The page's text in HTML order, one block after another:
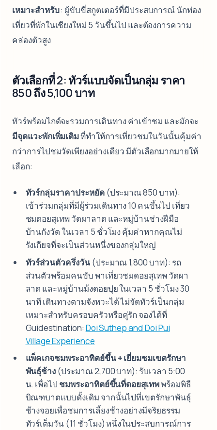
เหมาะสำหรับ: ผู้ขับขี่สกูตเตอร์ที่มีประสบการณ์ นักท่อง
เที่ยวที่พักในเชียงใหม่ 5 วันขึ้นไป และต้องการความ
คล่องตัวสูง
ตัวเลือกที่ 2: ทัวร์แบบจัดเป็นกลุ่ม ราคา
850 ถึง 5,100 บาท
ทัวร์พร้อมไกด์จะรวมการเดินทาง ค่าเข้าชม และมักจะ
มีจุดแวะพักเพิ่มเติมที่ทำให้การเที่ยวชมในวันนั้นคุ้มค่า
กว่าการไปชมวัดเพียงอย่างเดียว มีตัวเลือกมากมายให้
เลือก:
ทัวร์กลุ่มราคาประหยัด(ประมาณ 850 บาท):
เข้าร่วมกลุ่มที่มีผู้ร่วมเดินทาง 10 คนขึ้นไป เที่ยว
ชมดอยสุเทพ วัดผาลาด และหมู่บ้านช่างฝีมือ
บ้านกังวัด ในเวลา 5 ชั่วโมง คุ้มค่าหากคุณไม่
รังเกียจที่จะเป็นส่วนหนึ่งของกลุ่มใหญ่
ทัวร์ส่วนตัวครึ่งวัน(ประมาณ 1,800 บาท): รถ
ส่วนตัวพร้อมคนขับ พาเที่ยวชมดอยสุเทพ วัดผา
ลาด และหมู่บ้านม้งดอยปุย ในเวลา 5 ชั่วโมง 30
นาที เดินทางตามจังหวะได้ ไม่จัดทัวร์เป็นกลุ่ม
เหมาะสำหรับครอบครัวหรือคู่รัก จองได้ที่
Guidestination: Doi Suthep and Doi Pui
Village Experience
แพ็คเกจชมพระอาทิตย์ขึ้น + เยี่ยมชมเขตรักษา
พันธุ์ช้าง (ประมาณ 2,700 บาท): รับเวลา 5:00
น. เพื่อไป ชมพระอาทิตย์ขึ้นที่ดอยสุเทพพร้อมพิธี
บิณฑบาตแบบดั้งเดิม จากนั้นไปที่เขตรักษาพันธุ์
ช้างจอยเพื่อชมการเลี้ยงช้างอย่างมีจริยธรรม
ทัวร์เต็มวัน (11 ชั่วโมง) หนึ่งในประสบการณ์การ